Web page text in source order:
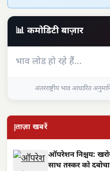
📊 कमोडिटी बाज़ार
भाव लोड हो रहे हैं…
अंतरराष्ट्रीय भाव आधारित
ताज़ा खबरें
ऑपरेशन निश्चय:
साथ तस्कर को दबोचा